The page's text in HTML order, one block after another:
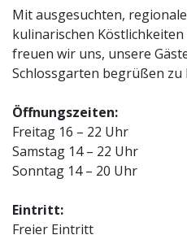
Mit ausgesuchten,
kulinarischen Köstlichkeiten
freuen wir uns, unsere
Schlossgarten begrüßen zu
Öffnungszeiten:
Freitag 16 – 22 Uhr
Samstag 14 – 22 Uhr
Sonntag 14 – 20 Uhr
Eintritt:
Freier Eintritt